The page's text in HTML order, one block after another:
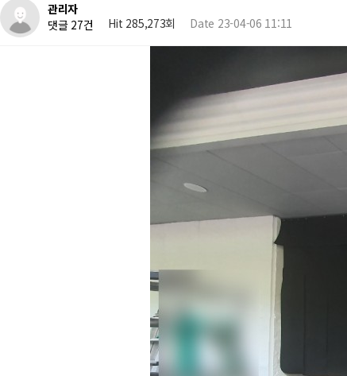
관리자
댓글 27건
Hit 285,273회 Date 23-04-06 11:11